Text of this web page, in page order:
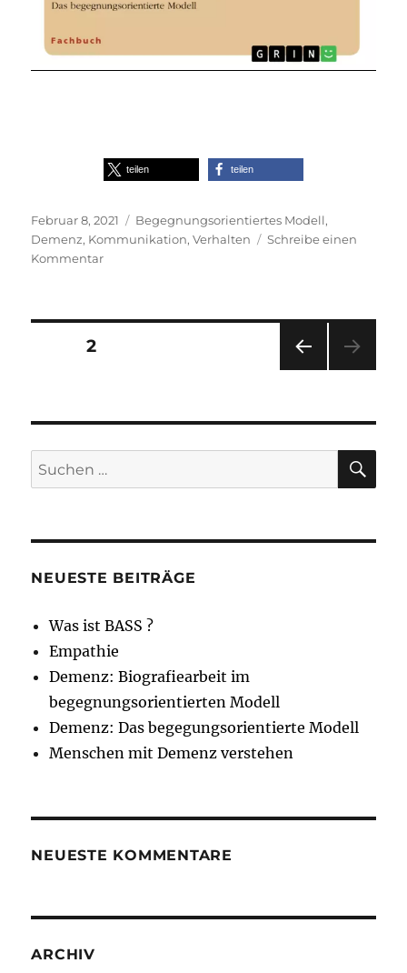
teilen teilen
Veröffentlicht
am
Februar 8, 2021 Schlagwörter
Begegnungsorientiertes Modell,
Demenz, Kommunikation,Verhalten
Schreibe einen
Kommentarzu
Seitennummerierung
Beiträge
SEIT
E
SEITE2
Suche
nach:
NEUESTE BEITRÄGE
Was ist BASS ?
Empathie
Demenz: Biografiearbeit im
begegnungsorientierten Modell
Demenz: Das begegungsorientierte Modell
Menschen mit Demenz verstehen
NEUESTE KOMMENTARE
ARCHIV